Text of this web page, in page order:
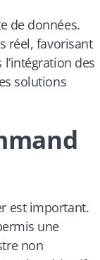
de données.
réel, favorisant
des
solutions
est important.
une
non